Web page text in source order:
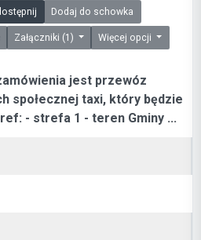
Dodaj do schowka
Załączniki (1) Więcej opcji
jest przewóz
społecznej taxi, który będzie
- strefa 1 - teren Gminy ...